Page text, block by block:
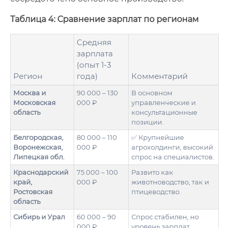
Таблица 4: Сравнение зарплат по регионам
Регион
Средняя
зарплата
(опыт 1-3
года)
Комментарий
Москва и
Московская
область
90 000 – 130
000 ₽
В основном
управленческие и
консультационные
позиции.
Белгородская,
Воронежская,
Липецкая обл.
80 000 – 110
000 ₽
✅ Крупнейшие
агрохолдинги, высокий
спрос на специалистов.
Краснодарский
край,
Ростовская
область
75 000 – 100
000 ₽
Развито как
животноводство, так и
птицеводство.
Сибирь и Урал
60 000 – 90
Спрос стабилен, но